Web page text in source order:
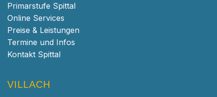
Primarstufe Spittal
Online Services
Preise & Leistungen
Termine und Infos
Kontakt Spittal
VILLACH